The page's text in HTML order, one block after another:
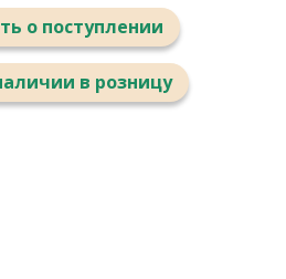
о поступлении
в розницу